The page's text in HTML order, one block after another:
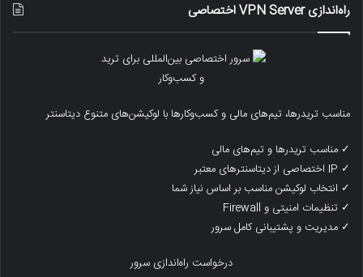
راه‌اندازی VPN Server اختصاصی
مناسب تریدرها، تیم‌های مالی و کسب‌وکارها با لوکیشن‌های متنوع دیتاسنتر
✓ مناسب تریدرها و تیم‌های مالی
✓ IP اختصاصی از دیتاسنترهای معتبر
✓ انتخاب لوکیشن مناسب بر اساس نیاز شما
✓ تنظیمات امنیتی و Firewall
✓ مدیریت و پشتیبانی کامل سرور
درخواست راه‌اندازی سرور